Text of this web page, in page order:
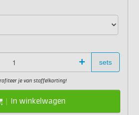
+ sets
je van staffelkorting!
In winkelwagen